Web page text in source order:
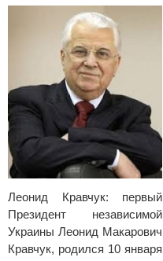
Леонид Кравчук: первый
Президент независимой
Украины Леонид Макарович
Кравчук, родился 10 января